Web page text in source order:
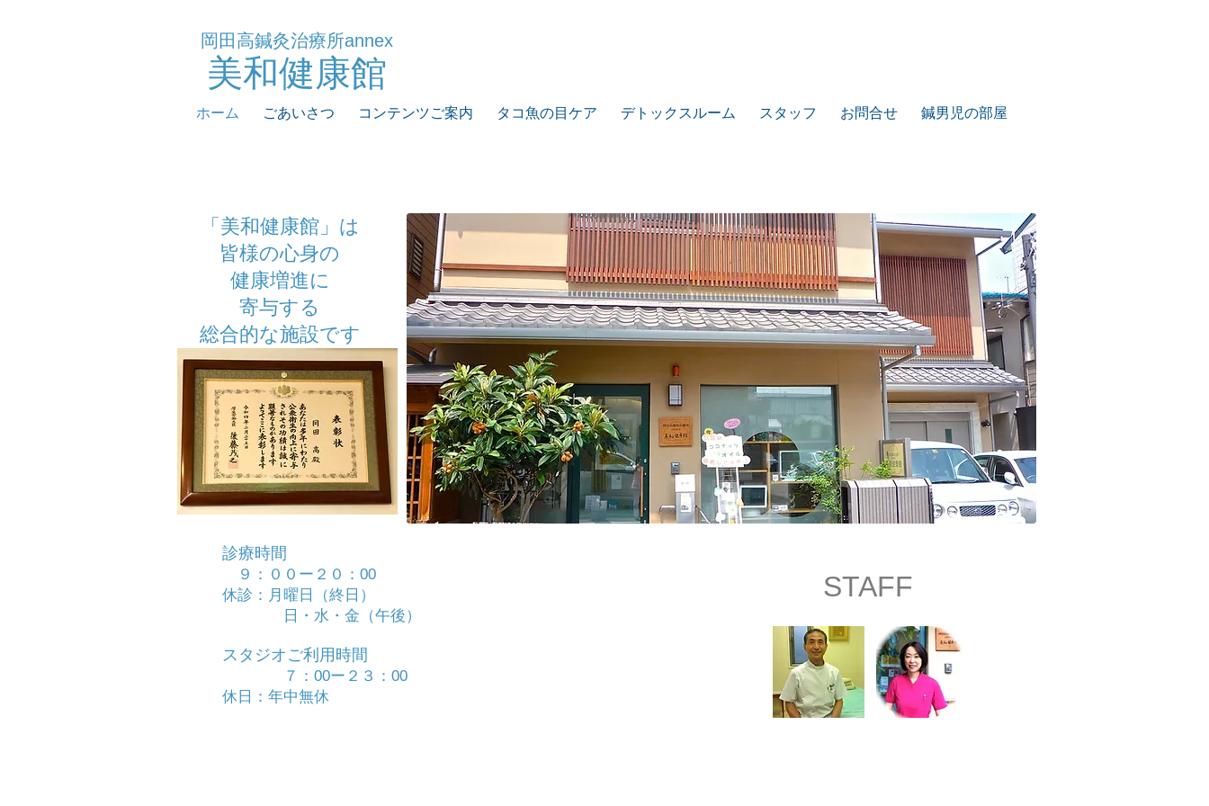
「美和健康館」は
皆様の心身の
健康増進に
寄与する
総合的な施設です
診療時間
９：００ー２０：00
休診：月曜日（終日）
日・水・金（午後）
スタジオご利用時間
７：00ー２３：00
休日：年中無休
STAFF​
岡田高鍼灸治療所annex
​美和健康館
ホーム ごあいさつ コンテンツご案内 タコ魚の目ケア デトックスルーム スタッフ お問合せ 鍼男児の部屋